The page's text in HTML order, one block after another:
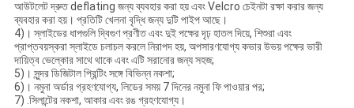
আউটলেট দ্রুত deflating জন্য ব্যবহার করা হয় এবং Velcro চেইনটা রক্ষা করার জন্য
ব্যবহার করা হয়। প্রতিটি খেলনা বৃদ্ধি জন্য দুটি পাইপ আছে।
4)। স্লাইডের ধাপগুলি দ্বিগুণ প্রণীত এবং দুই পক্ষের দৃঢ় হাতল দিয়ে, শিশুরা এবং
প্রাপ্তবয়স্করা স্লাইডে চলাচল করলে নিরাপদ হয়, অপসারণযোগ্য কভার উভয় পক্ষের ভারী
দায়িত্ব ভেল্কোর সাথে থাকে এবং এটি সরানোর জন্য সহজ;
5)। সুন্দর ডিজিটাল প্রিন্টিং সঙ্গে বিভিন্ন নকশা;
6)। নমুনা অর্ডার গ্রহণযোগ্য, লিডের সময় 7 দিনের নমুনা ফি পাওয়ার পর;
7) .সিলান্টের নকশা, আকার এবং রঙ গ্রহণযোগ্য।